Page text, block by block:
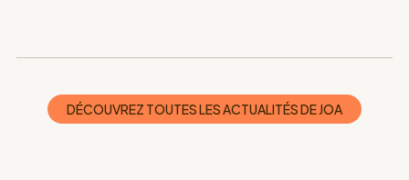
DÉCOUVREZ TOUTES LES ACTUALITÉS DE JOA